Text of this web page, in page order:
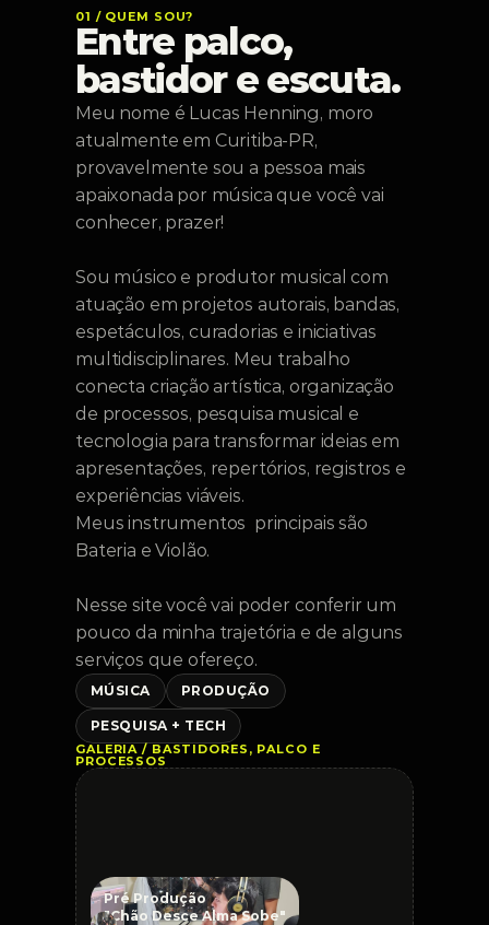
01 / QUEM SOU?
Entre palco,
bastidor e escuta.
Meu nome é Lucas Henning, moro
atualmente em Curitiba-PR,
provavelmente sou a pessoa mais
apaixonada por música que você vai
conhecer, prazer!
Sou músico e produtor musical com
atuação em projetos autorais, bandas,
espetáculos, curadorias e iniciativas
multidisciplinares. Meu trabalho
conecta criação artística, organização
de processos, pesquisa musical e
tecnologia para transformar ideias em
apresentações, repertórios, registros e
experiências viáveis.
Meus instrumentos  principais são
Bateria e Violão.
Nesse site você vai poder conferir um
pouco da minha trajetória e de alguns
serviços que ofereço.
MÚSICA PRODUÇÃO
PESQUISA + TECH
GALERIA / BASTIDORES, PALCO E
PROCESSOS
Pré Produção
"Chão Desce Alma Sobe"